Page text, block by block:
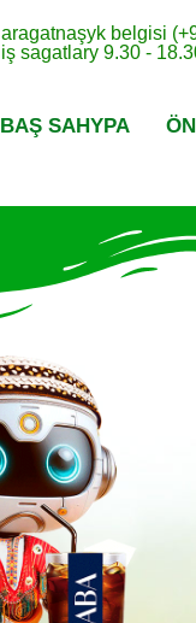
aragatnaşyk belgisi
iş sagatlary 9.30 -
BAŞ SAHYPA